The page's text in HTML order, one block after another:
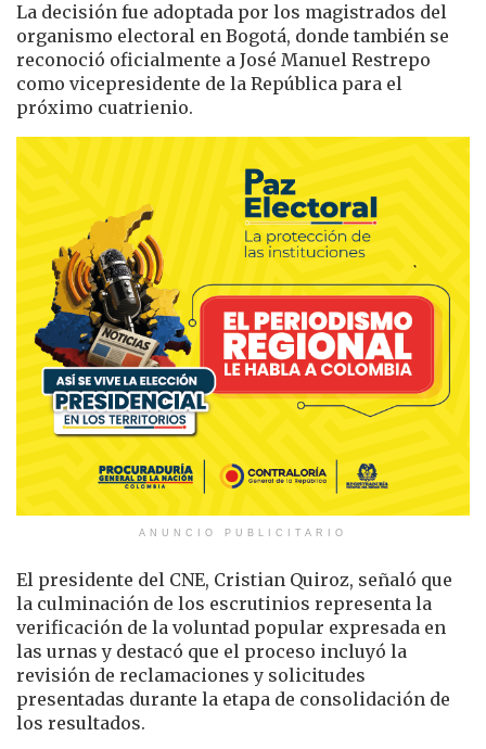
La decisión fue adoptada por los magistrados del
organismo electoral en Bogotá, donde también se
reconoció oficialmente a José Manuel Restrepo
como vicepresidente de la República para el
próximo cuatrienio.
ANUNCIO PUBLICITARIO
El presidente del CNE, Cristian Quiroz, señaló que
la culminación de los escrutinios representa la
verificación de la voluntad popular expresada en
las urnas y destacó que el proceso incluyó la
revisión de reclamaciones y solicitudes
presentadas durante la etapa de consolidación de
los resultados.